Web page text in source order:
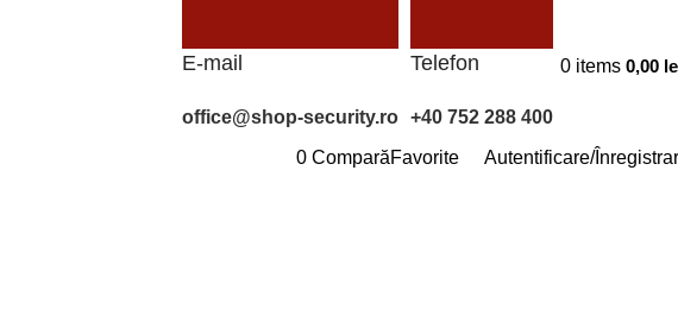
E-mail
office@shop-security.ro
Telefon
+40 752 288 400
0 items 0,00
0 ComparăFavorite
Autentificare/